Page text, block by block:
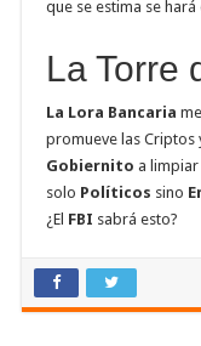
que se estima se hará
La Torre
La Lora Bancaria
promueve las Criptos
Gobiernito a
solo Políticos sino
¿El FBI sabrá esto?